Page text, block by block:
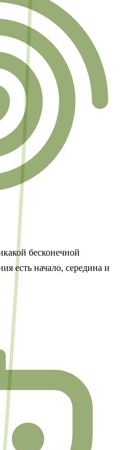
бесконечной
есть начало, середина и